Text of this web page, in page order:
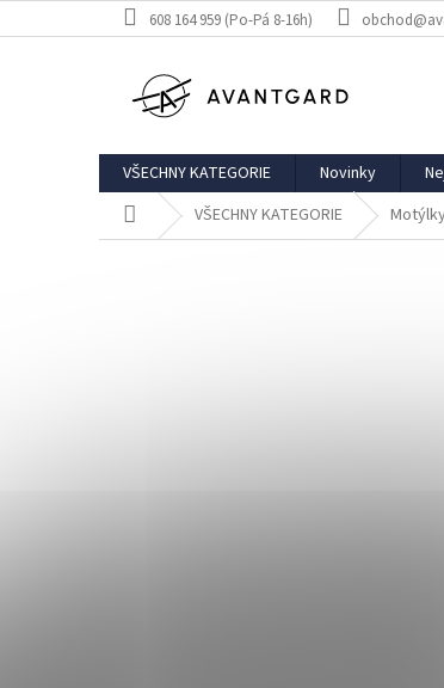
na
608 164 959 (Po-Pá 8-16h)
VŠECHNY KATEGORIE Novinky
Domů VŠECHNY KATEGORIE